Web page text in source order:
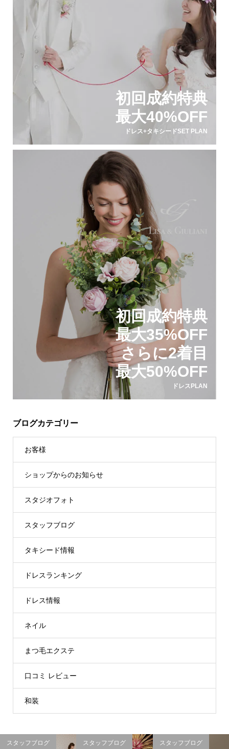
初回成約特典
最大40%OFF
ドレス+タキシードSET PLAN
初回成約特典
最大35%OFF
さらに2着目
最大50%OFF
ドレスPLAN
ブログカテゴリー
お客様
ショップからのお知らせ
スタジオフォト
スタッフブログ
タキシード情報
ドレスランキング
ドレス情報
ネイル
まつ毛エクステ
口コミ レビュー
和装
スタッフブログ スタッフブログ スタッフブログ